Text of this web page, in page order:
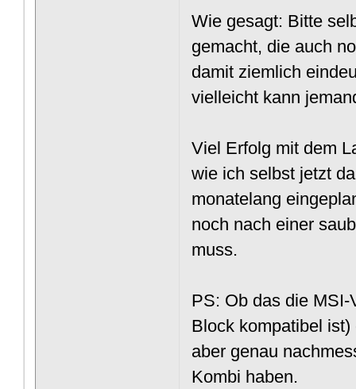
Wie gesagt: Bitte
gemacht, die auch
damit ziemlich
vielleicht kann
Viel Erfolg mit dem
wie ich selbst jetzt
monatelang
noch nach einer
muss.
PS: Ob das die
Block kompatibel
aber genau
Kombi haben.